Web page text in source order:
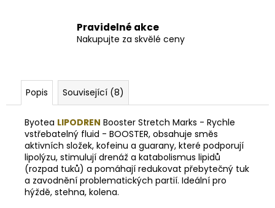
Pravidelné akce
Nakupujte za skvělé ceny
Popis Související (8)
Byotea LIPODREN Booster Stretch Marks - Rychle
vstřebatelný fluid - BOOSTER, obsahuje směs
aktivních složek, kofeinu a guarany, které podporují
lipolýzu, stimulují drenáž a katabolismus lipidů
(rozpad tuků) a pomáhají redukovat přebytečný tuk
a zavodnění problematických partií. Ideální pro
hýždě, stehna, kolena.